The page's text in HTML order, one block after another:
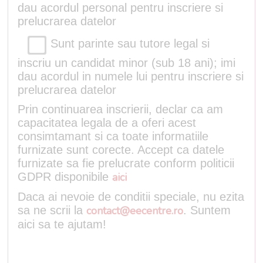
dau acordul personal pentru inscriere si
prelucrarea datelor
Sunt parinte sau tutore legal si
inscriu un candidat minor (sub 18 ani); imi
dau acordul in numele lui pentru inscriere si
prelucrarea datelor
Prin continuarea inscrierii, declar ca am
capacitatea legala de a oferi acest
consimtamant si ca toate informatiile
furnizate sunt corecte. Accept ca datele
furnizate sa fie prelucrate conform politicii
GDPR disponibile aici
Daca ai nevoie de conditii speciale, nu ezita
sa ne scrii la contact@eecentre.ro. Suntem
aici sa te ajutam!